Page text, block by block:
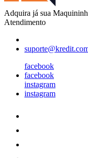
Adquira já sua
Atendimento
facebook
facebook
instagram
instagram